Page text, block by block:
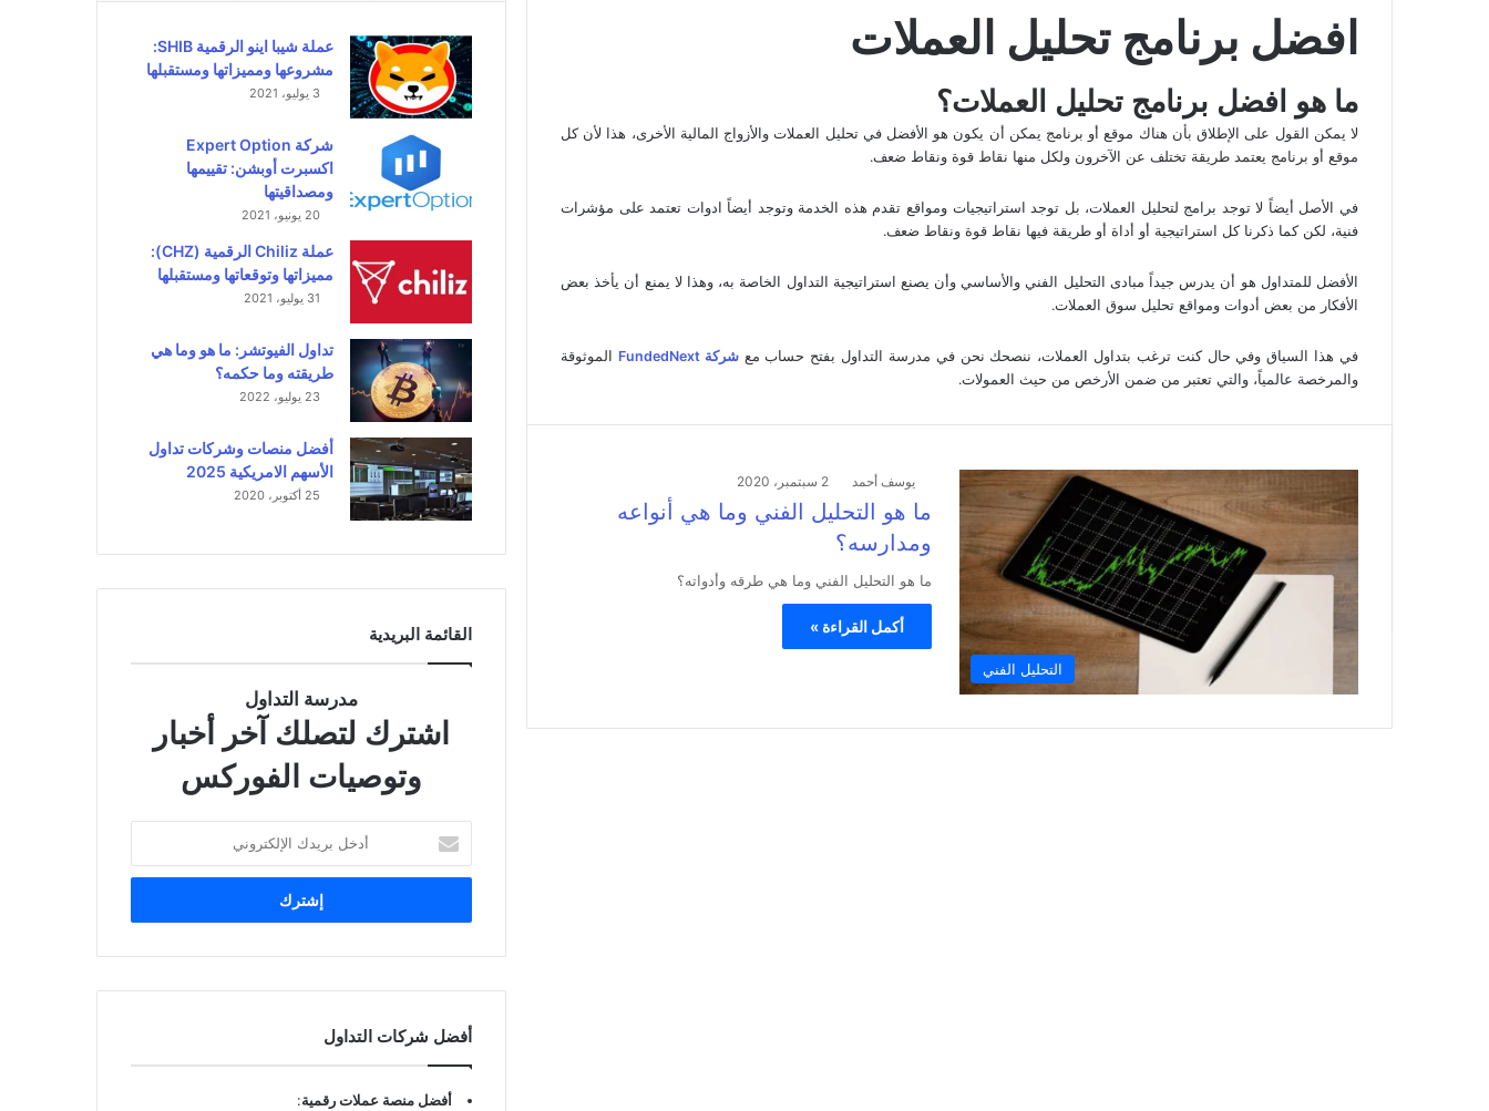
افضل برنامج تحليل العملات
ما هو افضل برنامج تحليل العملات؟
لا يمكن القول على الإطلاق بأن هناك موقع أو برنامج يمكن أن يكون هو الأفضل في تحليل العملات والأزواج المالية الأخرى، هذا لأن كل
موقع أو برنامج يعتمد طريقة تختلف عن الآخرون ولكل منها نقاط قوة ونقاط ضعف.
في الأصل أيضاً لا توجد برامج لتحليل العملات، بل توجد استراتيجيات ومواقع تقدم هذه الخدمة وتوجد أيضاً ادوات تعتمد على مؤشرات
فنية، لكن كما ذكرنا كل استراتيجية أو أداة أو طريقة فيها نقاط قوة ونقاط ضعف.
الأفضل للمتداول هو أن يدرس جيداً مبادى التحليل الفني والأساسي وأن يصنع استراتيجية التداول الخاصة به، وهذا لا يمنع أن يأخذ بعض
الأفكار من بعض أدوات ومواقع تحليل سوق العملات.
في هذا السياق وفي حال كنت ترغب بتداول العملات، ننصحك نحن في مدرسة التداول بفتح حساب معشركة FundedNext
الموثوقة
والمرخصة عالمياً، والتي تعتبر من ضمن الأرخص من حيث العمولات.
التحليل الفني
يوسف أحمد 2 سبتمبر، 2020
ما هو التحليل الفني وما هي أنواعه
ومدارسه؟
ما هو التحليل الفني وما هي طرقه وأدواته؟
أكمل القراءة »
عملة شيبا اينو الرقمية SHIB:
مشروعها ومميزاتها ومستقبلها
3 يوليو، 2021
شركة Expert Option
اكسبرت أوبشن: تقييمها
ومصداقيتها
20 يونيو، 2021
عملة Chiliz الرقمية (CHZ):
مميزاتها وتوقعاتها ومستقبلها
31 يوليو، 2021
تداول الفيوتشر: ما هو وما هي
طريقته وما حكمه؟
23 يوليو، 2022
أفضل منصات وشركات تداول
الأسهم الامريكية 2025
25 أكتوبر، 2020
القائمة البريدية
مدرسة التداول
اشترك لتصلك آخر أخبار
وتوصيات الفوركس
خ
ب
د
ا
ل
أفضل شركات التداول
أفضل منصة عملات رقمية: